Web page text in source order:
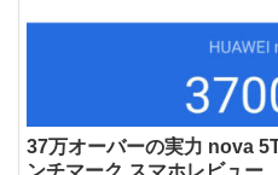
37万オーバーの実力 nova
ンチマーク スマホレビュー